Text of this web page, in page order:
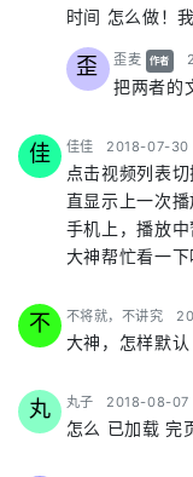
时间 怎么做！
歪 歪麦 says:
作者
把两者的
佳 佳佳 says:
2018-07-30
点击视频列表
直显示上一次
手机上，播放
大神帮忙看一下
不 不将就，不讲究
大神，怎样默
丸 丸子 says:
2018-08-07
怎么 已加载 完